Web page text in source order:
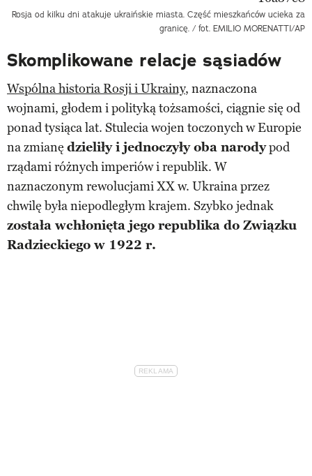
Rosja od kilku dni atakuje ukraińskie miasta. Część mieszkańców ucieka za
granicę. / fot. EMILIO MORENATTI/AP
Skomplikowane relacje sąsiadów
Wspólna historia Rosji i Ukrainy, naznaczona
wojnami, głodem i polityką tożsamości, ciągnie się od
ponad tysiąca lat. Stulecia wojen toczonych w Europie
na zmianę dzieliły i jednoczyły oba narodypod
rządami różnych imperiów i republik. W
naznaczonym rewolucjami XX w. Ukraina przez
chwilę była niepodległym krajem. Szybko jednak
została wchłonięta jego republika do Związku
Radzieckiego w 1922 r.